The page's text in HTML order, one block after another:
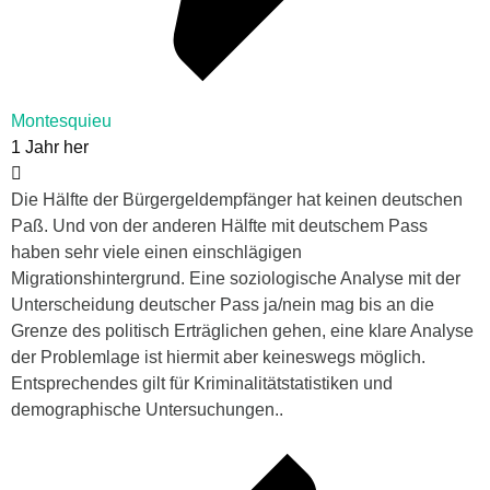
Montesquieu
1 Jahr her
Die Hälfte der Bürgergeldempfänger hat keinen deutschen
Paß. Und von der anderen Hälfte mit deutschem Pass
haben sehr viele einen einschlägigen
Migrationshintergrund. Eine soziologische Analyse mit der
Unterscheidung deutscher Pass ja/nein mag bis an die
Grenze des politisch Erträglichen gehen, eine klare Analyse
der Problemlage ist hiermit aber keineswegs möglich.
Entsprechendes gilt für Kriminalitätstatistiken und
demographische Untersuchungen..